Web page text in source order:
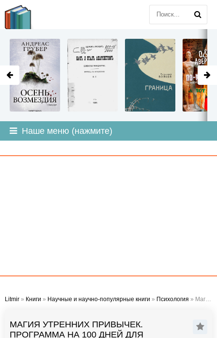
Наше меню (нажмите)
Litmir » Книги » Научные и научно-популярные книги » Психология » Магия утренних привычек. Программа на 100 дней для ясности, энергии и вдохновения - Келли Чой
МАГИЯ УТРЕННИХ ПРИВЫЧЕК.
ПРОГРАММА НА 100 ДНЕЙ ДЛЯ
LITMIR.ORG